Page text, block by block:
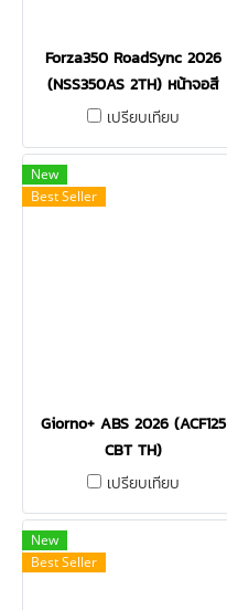
Forza350 RoadSync 2026
(NSS350AS 2TH) หน้าจอสี
เปรียบเทียบ
New
Best Seller
Giorno+ ABS 2026 (ACF125
CBT TH)
เปรียบเทียบ
New
Best Seller